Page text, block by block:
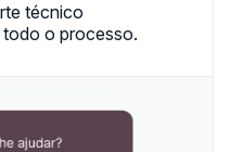
técnico
o processo.